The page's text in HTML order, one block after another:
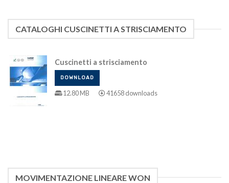
CATALOGHI CUSCINETTI A STRISCIAMENTO
Cuscinetti a strisciamento
DOWNLOAD
12.80 MB 41658 downloads
MOVIMENTAZIONE LINEARE WON